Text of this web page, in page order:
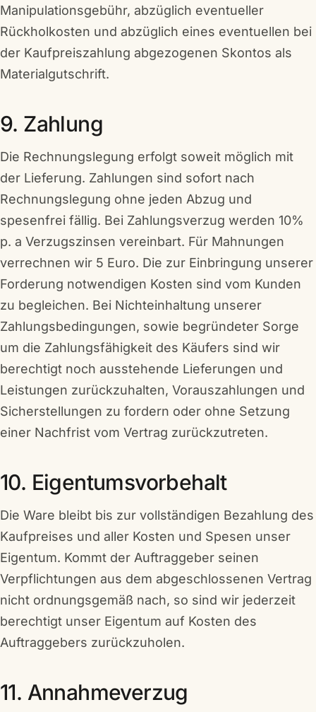
Manipulationsgebühr, abzüglich eventueller
Rückholkosten und abzüglich eines eventuellen bei
der Kaufpreiszahlung abgezogenen Skontos als
Materialgutschrift.
9. Zahlung
Die Rechnungslegung erfolgt soweit möglich mit
der Lieferung. Zahlungen sind sofort nach
Rechnungslegung ohne jeden Abzug und
spesenfrei fällig. Bei Zahlungsverzug werden 10%
p. a Verzugszinsen vereinbart. Für Mahnungen
verrechnen wir 5 Euro. Die zur Einbringung unserer
Forderung notwendigen Kosten sind vom Kunden
zu begleichen. Bei Nichteinhaltung unserer
Zahlungsbedingungen, sowie begründeter Sorge
um die Zahlungsfähigkeit des Käufers sind wir
berechtigt noch ausstehende Lieferungen und
Leistungen zurückzuhalten, Vorauszahlungen und
Sicherstellungen zu fordern oder ohne Setzung
einer Nachfrist vom Vertrag zurückzutreten.
10. Eigentumsvorbehalt
Die Ware bleibt bis zur vollständigen Bezahlung des
Kaufpreises und aller Kosten und Spesen unser
Eigentum. Kommt der Auftraggeber seinen
Verpflichtungen aus dem abgeschlossenen Vertrag
nicht ordnungsgemäß nach, so sind wir jederzeit
berechtigt unser Eigentum auf Kosten des
Auftraggebers zurückzuholen.
11. Annahmeverzug